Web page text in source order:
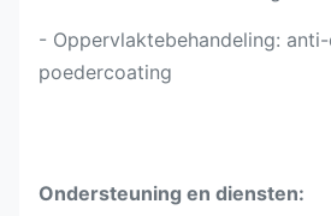
- Oppervlaktebehandeling:
poedercoating
Ondersteuning en diensten: